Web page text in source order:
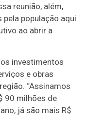
reunião, além,
população aqui
ao abrir a
investimentos
e obras
“Assinamos
90 milhões de
já são mais R$